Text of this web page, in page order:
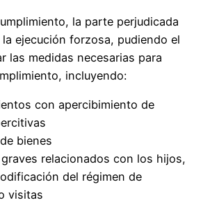
la parte perjudicada
ejecución forzosa, pudiendo el
las medidas necesarias para
incluyendo:
con apercibimiento de
bienes
relacionados con los hijos,
del régimen de
visitas